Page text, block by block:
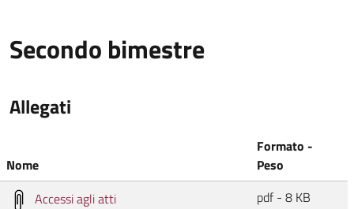
Secondo bimestre
Allegati
Nome
Formato -
Peso
Accessi agli atti
pdf - 8 KB